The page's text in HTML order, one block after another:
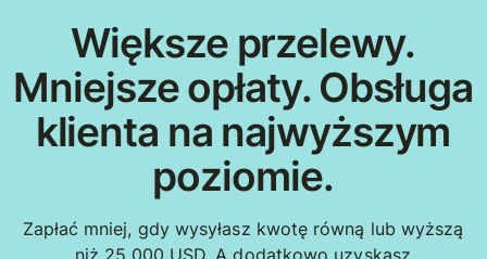
Większe przelewy.
Mniejsze opłaty. Obsługa
klienta na najwyższym
poziomie.
Zapłać mniej, gdy wysyłasz kwotę równą lub wyższą